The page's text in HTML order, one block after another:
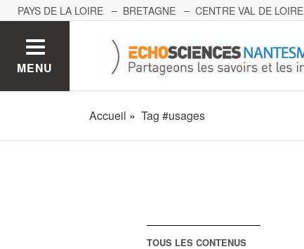
PAYS DE LA LOIRE BRETAGNE CENTRE VAL DE LOIRE
MENU
Accueil Tag #usages
TOUS LES CONTENUS